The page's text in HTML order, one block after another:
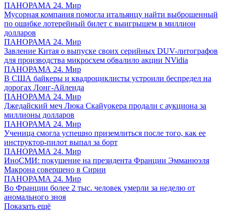
ПАНОРАМА 24. Мир
Мусорная компания помогла итальянцу найти выброшенный
по ошибке лотерейный билет с выигрышем в миллион
долларов
ПАНОРАМА 24. Мир
Завление Китая о выпуске своих серийных DUV-литографов
для производства микросхем обвалило акции NVidia
ПАНОРАМА 24. Мир
В США байкеры и квадроциклисты устроили беспредел на
дорогах Лонг-Айленда
ПАНОРАМА 24. Мир
Джедайский меч Люка Скайуокера продали с аукциона за
миллионы долларов
ПАНОРАМА 24. Мир
Ученица смогла успешно приземлиться после того, как ее
инструктор-пилот выпал за борт
ПАНОРАМА 24. Мир
ИноСМИ: покушение на президента Франции Эмманюэля
Макрона совершено в Сирии
ПАНОРАМА 24. Мир
Во Франции более 2 тыс. человек умерли за неделю от
аномального зноя
Показать ещё